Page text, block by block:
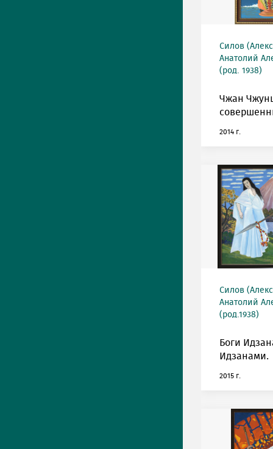
Силов
Анатолий
(род. 1938)
Чжан
2014 г.
Силов
Анатолий
(род.1938)
Боги
Идзанами.
2015 г.